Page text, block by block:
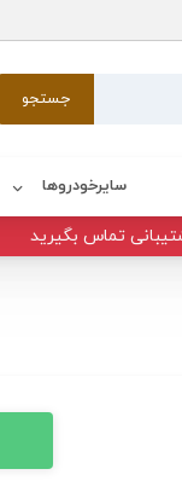
جستجو
سایرخودروها
تماس بگیرید